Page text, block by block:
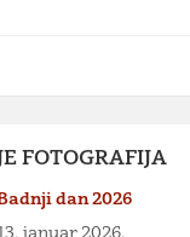
FOTOGRAFIJA
dan 2026
januar 2026.